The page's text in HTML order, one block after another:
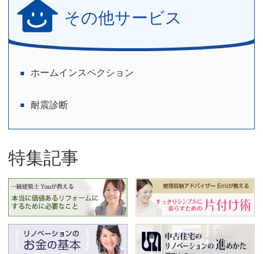
その他サービス
ホームインスペクション
耐震診断
特集記事